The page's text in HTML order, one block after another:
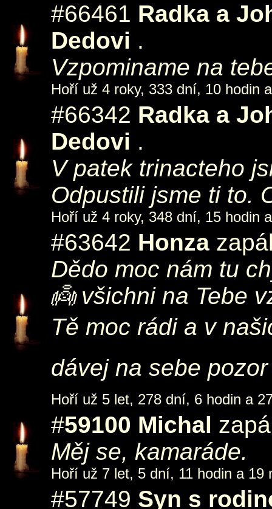
#66461 Radka a
Dedovi .
Vzpominame na
Hoří už 4 roky, 333 dní, 10 hodin
#66342 Radka a
Dedovi .
V patek trinacteho
Odpustili jsme ti to.
Hoří už 4 roky, 348 dní, 15 hodin
#63642 Honza
Dědo moc nám tu
👼 všichni na Tebe
Tě moc rádi a v
dávej na sebe
Hoří už 5 let, 278 dní, 6 hodin a
#59100 Michal
Měj se, kamaráde.
Hoří už 7 let, 5 dní, 11 hodin a 19
#57749 Syn s